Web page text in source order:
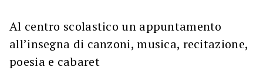
Al centro scolastico un appuntamento
all’insegna di canzoni, musica, recitazione,
poesia e cabaret